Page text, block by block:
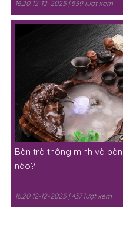
16:20 12-12-2025 | 539 lượt xem
Bàn trà thông minh và
nào?
16:20 12-12-2025 | 437 lượt xem